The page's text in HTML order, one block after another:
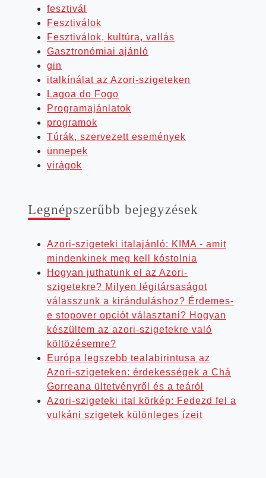
fesztivál
Fesztiválok
Fesztiválok, kultúra, vallás
Gasztronómiai ajánló
gin
italkínálat az Azori-szigeteken
Lagoa do Fogo
Programajánlatok
programok
Túrák, szervezett események
ünnepek
virágok
Leg­nép­sze­rűbb bejegyzések
Azori-szigeteki italajánló: KIMA - amit
mindenkinek meg kell kóstolnia
Hogyan juthatunk el az Azori-
szigetekre? Milyen légitársaságot
válasszunk a kiránduláshoz? Érdemes-
e stopover opciót választani? Hogyan
készültem az azori-szigetekre való
költözésemre?
Európa legszebb tealabirintusa az
Azori-szigeteken: érdekességek a Chá
Gorreana ültetvényről és a teáról
Azori-szigeteki ital körkép: Fedezd fel a
vulkáni szigetek különleges ízeit